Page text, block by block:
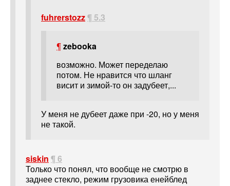
fuhrerstozz¶ 5.3
¶zebooka
возможно. Может переделаю
потом. Не нравится что шланг
висит и зимой-то он задубеет,...
У меня не дубеет даже при -20, но у меня
не такой.
siskin ¶ 6
Только что понял, что вообще не смотрю в
заднее стекло, режим грузовика енейблед